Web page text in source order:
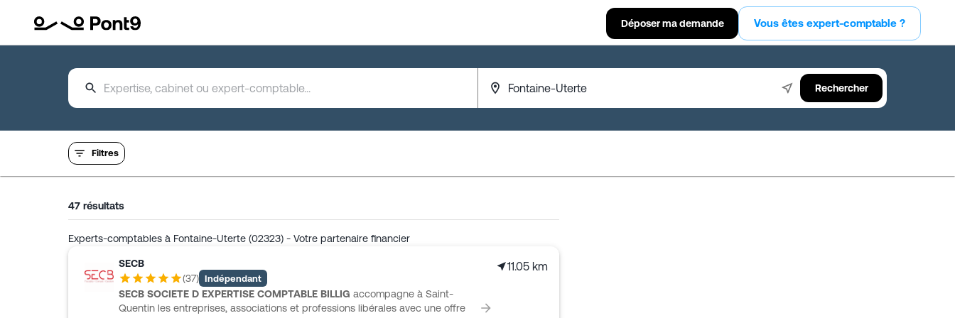
Déposer ma demande Vous êtes expert-comptable ?
Rechercher
Filtres
47 résultats
Experts-comptables à Fontaine-Uterte (02323) - Votre partenaire financier
SECB
(37) Indépendant
SECB SOCIETE D EXPERTISE COMPTABLE BILLIG accompagne à Saint-
Quentin les entreprises, associations et professions libérales avec une offre
11.05 km